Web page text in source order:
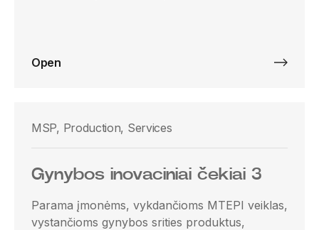
Open
MSP, Production, Services
Gynybos inovaciniai čekiai 3
Parama įmonėms, vykdančioms MTEPI veiklas,
vystančioms gynybos srities produktus,